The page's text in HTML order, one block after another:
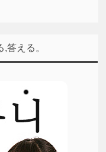
答える。